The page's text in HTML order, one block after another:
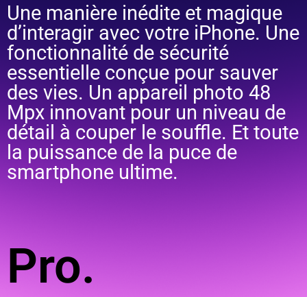
Une manière inédite et magique
d’interagir avec votre iPhone. Une
fonctionnalité de sécurité
essentielle conçue pour sauver
des vies. Un appareil photo 48
Mpx innovant pour un niveau de
détail à couper le souffle. Et toute
la puissance de la puce de
smartphone ultime.
Pro.